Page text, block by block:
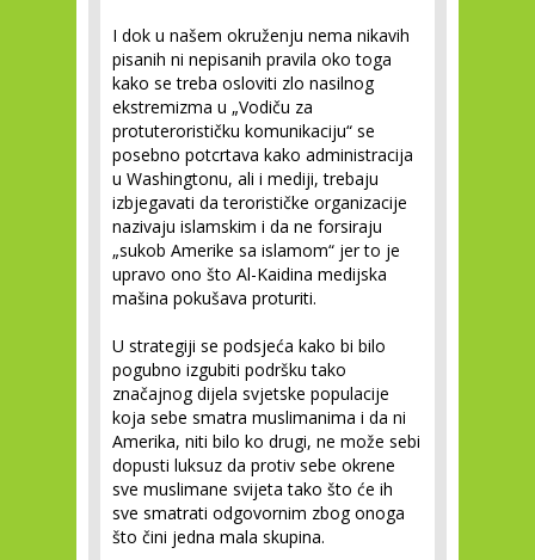
I dok u našem okruženju nema nikavih
pisanih ni nepisanih pravila oko toga
kako se treba osloviti zlo nasilnog
ekstremizma u „Vodiču za
protuterorističku komunikaciju“ se
posebno potcrtava kako administracija
u Washingtonu, ali i mediji, trebaju
izbjegavati da terorističke organizacije
nazivaju islamskim i da ne forsiraju
„sukob Amerike sa islamom“ jer to je
upravo ono što Al-Kaidina medijska
mašina pokušava proturiti.
U strategiji se podsjeća kako bi bilo
pogubno izgubiti podršku tako
značajnog dijela svjetske populacije
koja sebe smatra muslimanima i da ni
Amerika, niti bilo ko drugi, ne može sebi
dopusti luksuz da protiv sebe okrene
sve muslimane svijeta tako što će ih
sve smatrati odgovornim zbog onoga
što čini jedna mala skupina.